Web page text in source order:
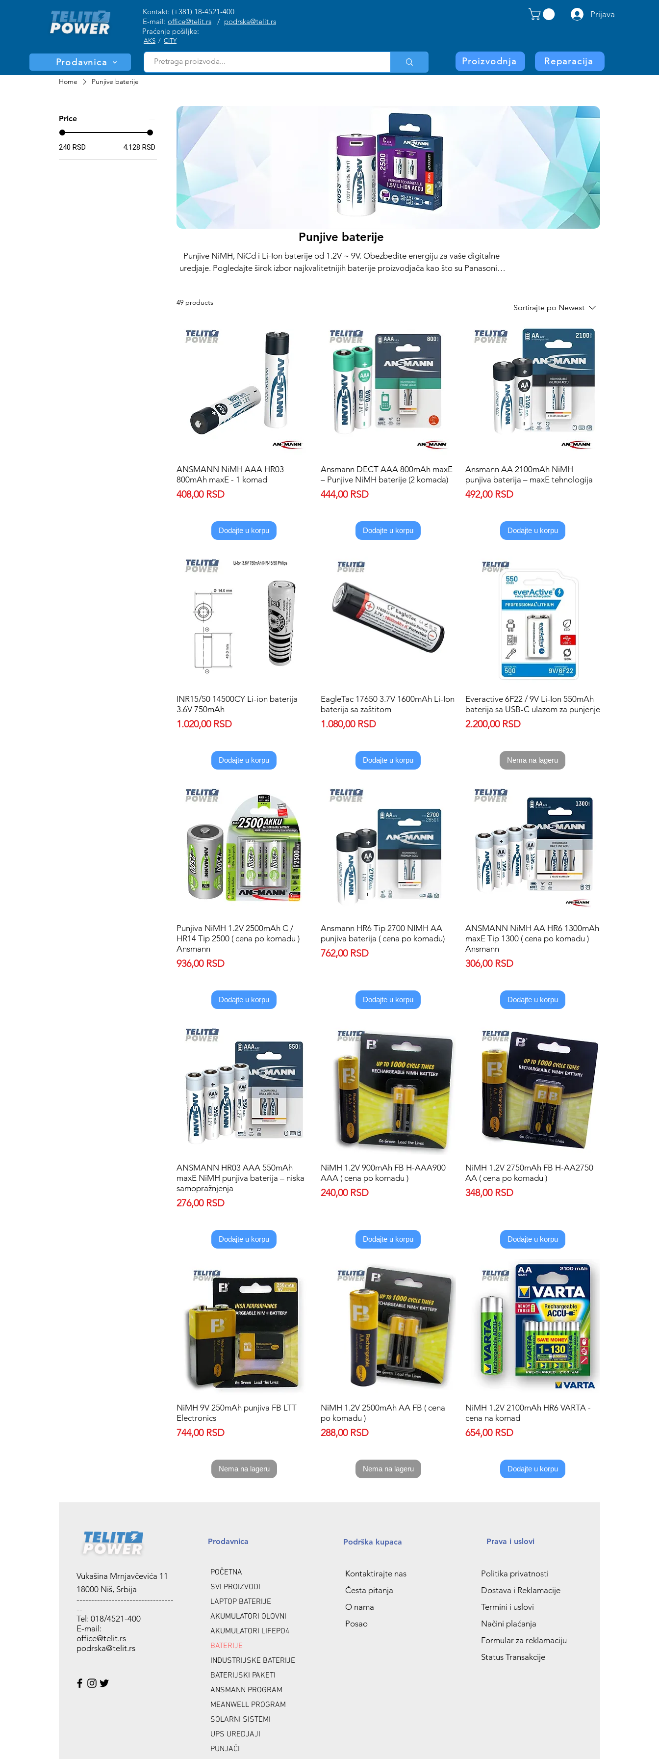
Kontakt: (+381) 18-4521-400
E-mail: office@telit.rs / podrska@telit.rs
Praćenje pošiljke:
AKS / CITY
Prijava
Prodavnica Proizvodnja Reparacija
Home Punjive baterije
Price
240 RSD 4.128 RSD
Punjive baterije
Punjive NiMH, NiCd i Li-Ion baterije od 1.2V ~ 9V. Obezbedite energiju za vaše digitalne
uredjaje. Pogledajte širok izbor najkvalitetnijih baterije proizvodjača kao što su Panasonic,
49 products
Sortirajte po Newest
Quick View
ANSMANN NiMH AAA HR03
800mAh maxE - 1 komad
Price
408,00 RSD
Dodajte u korpu
Quick View
Ansmann DECT AAA 800mAh maxE
– Punjive NiMH baterije (2 komada)
Price
444,00 RSD
Dodajte u korpu
Quick View
Ansmann AA 2100mAh NiMH
punjiva baterija – maxE tehnologija
Price
492,00 RSD
Dodajte u korpu
Quick View
INR15/50 14500CY Li-ion baterija
3.6V 750mAh
Price
1.020,00 RSD
Dodajte u korpu
Quick View
EagleTac 17650 3.7V 1600mAh Li-Ion
baterija sa zaštitom
Price
1.080,00 RSD
Dodajte u korpu
Quick View
Everactive 6F22 / 9V Li-Ion 550mAh
baterija sa USB-C ulazom za punjenje
Price
2.200,00 RSD
Nema na lageru
Quick View
Punjiva NiMH 1.2V 2500mAh C /
HR14 Tip 2500 ( cena po komadu )
Ansmann
Price
936,00 RSD
Dodajte u korpu
Quick View
Ansmann HR6 Tip 2700 NIMH AA
punjiva baterija ( cena po komadu)
Price
762,00 RSD
Dodajte u korpu
Quick View
ANSMANN NiMH AA HR6 1300mAh
maxE Tip 1300 ( cena po komadu )
Ansmann
Price
306,00 RSD
Dodajte u korpu
Quick View
ANSMANN HR03 AAA 550mAh
maxE NiMH punjiva baterija – niska
samopražnjenja
Price
276,00 RSD
Dodajte u korpu
Quick View
NiMH 1.2V 900mAh FB H-AAA900
AAA ( cena po komadu )
Price
240,00 RSD
Dodajte u korpu
Quick View
NiMH 1.2V 2750mAh FB H-AA2750
AA ( cena po komadu )
Price
348,00 RSD
Dodajte u korpu
Quick View
NiMH 9V 250mAh punjiva FB LTT
Electronics
Price
744,00 RSD
Nema na lageru
Quick View
NiMH 1.2V 2500mAh AA FB ( cena
po komadu )
Price
288,00 RSD
Nema na lageru
Quick View
NiMH 1.2V 2100mAh HR6 VARTA -
cena na komad
Price
654,00 RSD
Dodajte u korpu
Vukašina Mrnjavčevića 11
18000 Niš, Srbija
---------------------------------
--
Tel: 018/4521-400
E-mail:
office@telit.rs
podrska@telit.rs
Prodavnica
POČETNA
SVI PROIZVODI
LAPTOP BATERIJE
AKUMULATORI OLOVNI
AKUMULATORI LIFEPO4
BATERIJE
INDUSTRIJSKE BATERIJE
BATERIJSKI PAKETI
ANSMANN PROGRAM
MEANWELL PROGRAM
SOLARNI SISTEMI
UPS UREDJAJI
PUNJAČI
Podrška kupaca
Kontaktirajte nas
Česta pitanja
O nama
Posao
Prava i uslovi
Politika privatnosti
Dostava i Reklamacije
Termini i uslovi
Načini plaćanja
Formular za reklamaciju
Status Transakcije